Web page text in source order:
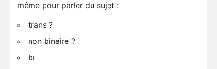
même pour parler du sujet :
trans ?
non binaire ?
bi